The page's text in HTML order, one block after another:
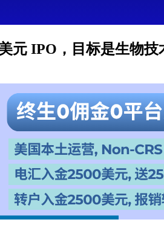
元 IPO，目标是生物